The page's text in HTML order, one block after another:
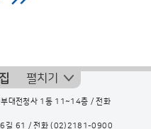
펼치기
대전청사 1동 11~14층 / 전화
길 61 / 전화(02)2181-0900